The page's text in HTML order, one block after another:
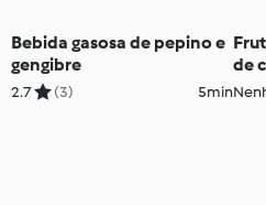
Bebida gasosa de pepino e
gengibre
2.7 (3) 5min
de